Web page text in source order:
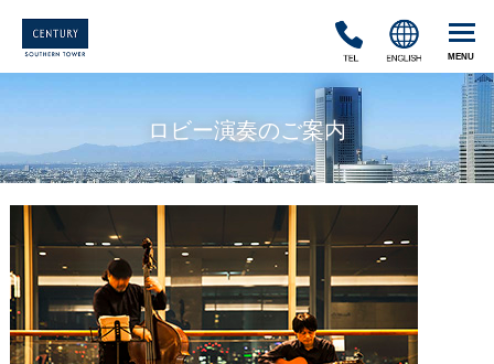
TEL ENGLISH
ロビー演奏のご案内